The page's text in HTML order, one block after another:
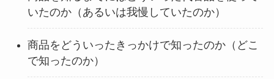
いたのか（あるいは我慢していたのか）
商品をどういったきっかけで知ったのか（どこ
で知ったのか）